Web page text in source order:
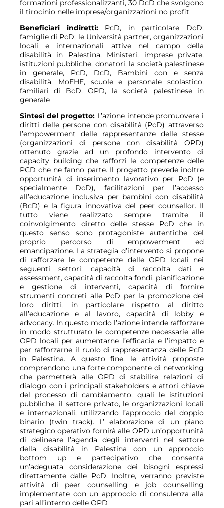
formazioni professionalizzanti, 30 DcD che svolgono
il tirocinio nelle imprese/organizzazioni no profit
Beneficiari indiretti: PcD, in particolare DcD;
famiglie di PcD; le Università partner, organizzazioni
locali e internazionali attive nel campo della
disabilità in Palestina, Ministeri, imprese private,
istituzioni pubbliche, donatori, la società palestinese
in generale, PcD, DcD, Bambini con e senza
disabilità, MoEHE, scuole e personale scolastico,
familiari di BcD, OPD, la società palestinese in
generale
Sintesi del progetto: L’azione intende promuovere i
diritti delle persone con disabilità (PcD) attraverso
l’empowerment delle rappresentanze delle stesse
(organizzazioni di persone con disabilità OPD)
ottenuto grazie ad un profondo intervento di
capacity building che rafforzi le competenze delle
PCD che ne fanno parte. Il progetto prevede inoltre
opportunità di inserimento lavorativo per PcD (e
specialmente DcD), facilitazioni per l’accesso
all’educazione inclusiva per bambini con disabilità
(BcD) e la figura innovativa del peer counsellor. Il
tutto viene realizzato sempre tramite il
coinvolgimento diretto delle stesse PcD che in
questo senso sono protagoniste autentiche del
proprio percorso di empowerment ed
emancipazione. La strategia d’intervento si propone
di rafforzare le competenze delle OPD locali nei
seguenti settori: capacità di raccolta dati e
assessment, capacità di raccolta fondi, pianificazione
e gestione di interventi, capacità di fornire
strumenti concreti alle PcD per la promozione dei
loro diritti, in particolare rispetto al diritto
all’educazione e al lavoro, capacità di lobby e
advocacy. In questo modo l’azione intende rafforzare
in modo strutturato le competenze necessarie alle
OPD locali per aumentarne l’efficacia e l’impatto e
per rafforzarne il ruolo di rappresentanza delle PcD
in Palestina. A questo fine, le attività proposte
comprendono una forte componente di networking
che permetterà alle OPD di stabilire relazioni di
dialogo con i principali stakeholders e attori chiave
del processo di cambiamento, quali le istituzioni
pubbliche, il settore privato, le organizzazioni locali
e internazionali, utilizzando l’approccio del doppio
binario (twin track). L’ elaborazione di un piano
strategico operativo fornirà alle OPD un’opportunità
di delineare l’agenda degli interventi nel settore
della disabilità in Palestina con un approccio
bottom up e partecipativo che consenta
un’adeguata considerazione dei bisogni espressi
direttamente dalle PcD. Inoltre, verranno previste
attività di peer counselling e job counselling
implementate con un approccio di consulenza alla
pari all’interno delle OPD